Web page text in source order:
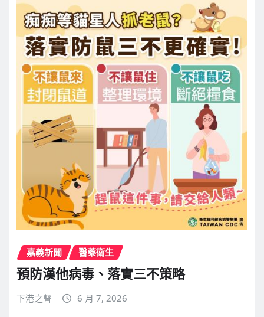
嘉義新聞 醫藥衛生
預防漢他病毒、落實三不策略
下港之聲 6 月 7, 2026